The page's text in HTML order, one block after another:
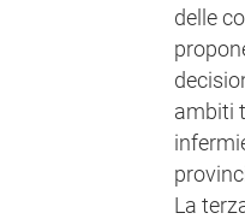
delle
ambiti
La